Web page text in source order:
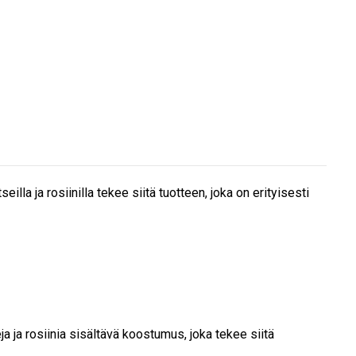
ja rosiinilla tekee siitä tuotteen, joka on erityisesti
ja rosiinia sisältävä koostumus, joka tekee siitä